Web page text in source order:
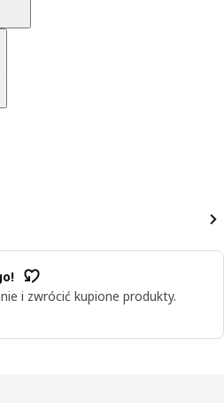
i zwrócić kupione produkty.